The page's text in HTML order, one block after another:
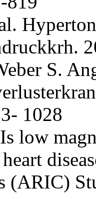
S.
1028
low
(ARIC)